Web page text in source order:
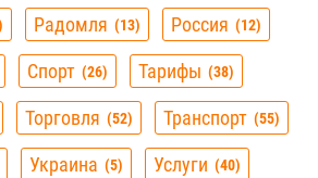
Радомля 13 Россия 12
Спорт 26 Тарифы 38
Торговля 52 Транспорт 55
Украина 5 Услуги 40